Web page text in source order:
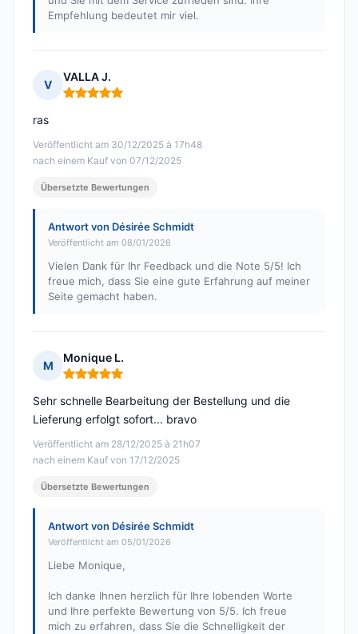
Empfehlung bedeutet mir viel.
V
VALLA J.
Hinweis: 5 von 5
Veröffentlicht am 30/12/2025 à 17h48
nach einem Kauf von 07/12/2025
ras
Übersetzte Bewertungen
Antwort von Désirée Schmidt
Veröffentlicht am 08/01/2026
Vielen Dank für Ihr Feedback und die Note 5/5! Ich
freue mich, dass Sie eine gute Erfahrung auf meiner
Seite gemacht haben.
M
Monique L.
Hinweis: 5 von 5
Veröffentlicht am 28/12/2025 à 21h07
nach einem Kauf von 17/12/2025
Sehr schnelle Bearbeitung der Bestellung und die
Lieferung erfolgt sofort... bravo
Übersetzte Bewertungen
Antwort von Désirée Schmidt
Veröffentlicht am 05/01/2026
Liebe Monique,
Ich danke Ihnen herzlich für Ihre lobenden Worte
und Ihre perfekte Bewertung von 5/5. Ich freue
mich zu erfahren, dass Sie die Schnelligkeit der